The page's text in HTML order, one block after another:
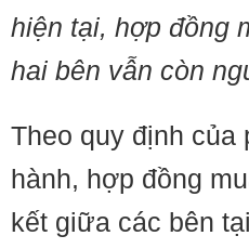
hiện tại, hợp đồng
hai bên vẫn còn
Theo quy định của
hành, hợp đồng
kết giữa các bên